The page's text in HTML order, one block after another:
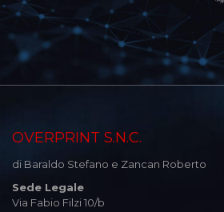
OVERPRINT S.N.C.
di Baraldo Stefano e Zancan Roberto
Sede Legale
Via Fabio Filzi 10/b